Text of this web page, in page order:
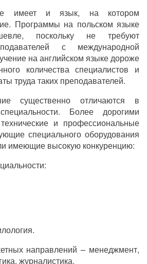
имеет и язык, на котором
Программы на польском языке
поскольку не требуют
с международной
на английском языке дороже
количества специалистов и
труда таких преподавателей.
существенно отличаются в
Более дорогими
и профессиональные
специального оборудования
имеющие высокую конкуренцию:
направлений – менеджмент,
журналистика.